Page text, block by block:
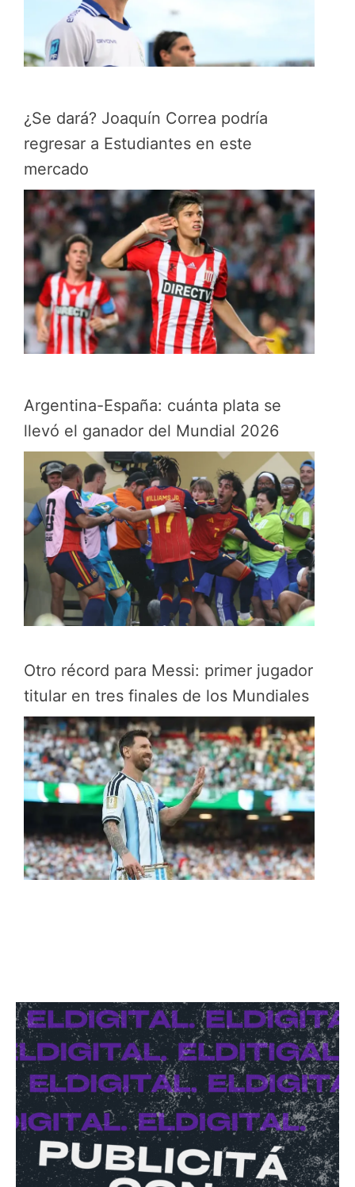
¿Se dará? Joaquín Correa podría
regresar a Estudiantes en este
mercado
Argentina-España: cuánta plata se
llevó el ganador del Mundial 2026
Otro récord para Messi: primer jugador
titular en tres finales de los Mundiales